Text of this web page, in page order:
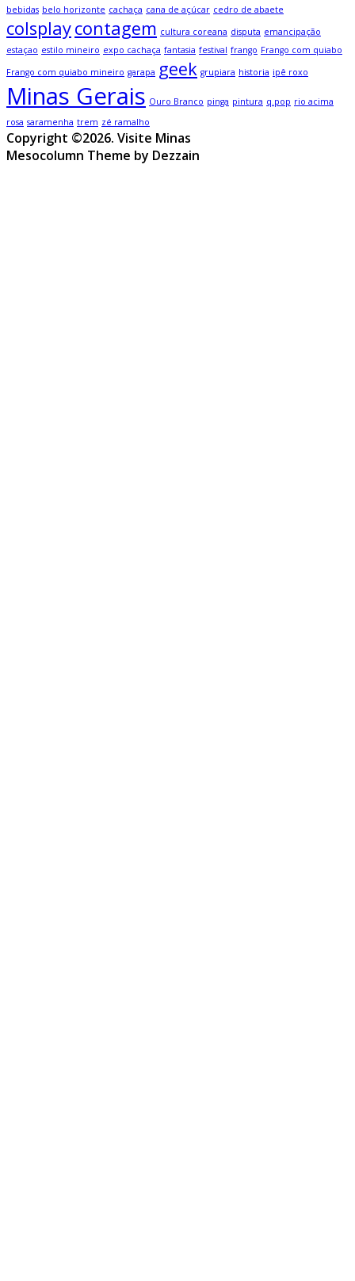
bebidas belo horizonte cachaça cana de açúcar cedro de abaete
colsplaycontagem cultura coreana disputa emancipação
estaçao estilo mineiro expo cachaça fantasia festival frango Frango com quiabo
Frango com quiabo mineiro garapa geek grupiara historia ipê roxo
Minas Gerais Ouro Branco pinga pintura q.pop rio acima
rosa saramenha trem zé ramalho
Copyright ©2026. Visite Minas
Mesocolumn Theme by Dezzain